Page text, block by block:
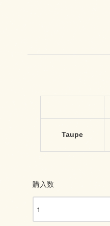
Taupe
購入数